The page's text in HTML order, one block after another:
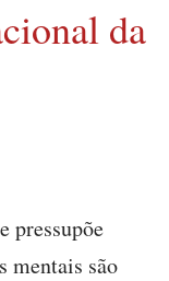
da
pressupõe
mentais são